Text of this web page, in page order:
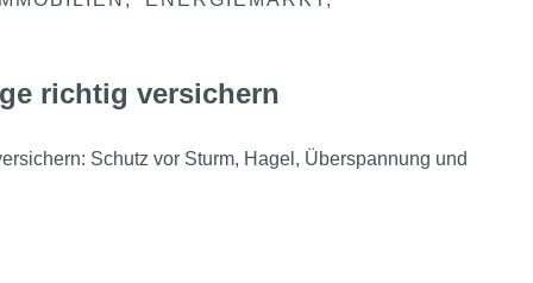
richtig versichern
Schutz vor Sturm, Hagel, Überspannung und